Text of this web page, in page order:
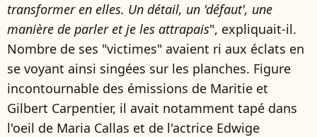
transformer en elles. Un détail, un 'défaut', une
manière de parler et je les attrapais", expliquait-il.
Nombre de ses "victimes" avaient ri aux éclats en
se voyant ainsi singées sur les planches. Figure
incontournable des émissions de Maritie et
Gilbert Carpentier, il avait notamment tapé dans
l'oeil de Maria Callas et de l'actrice Edwige